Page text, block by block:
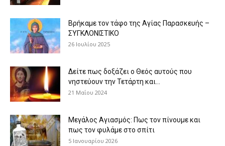
Βρήκαμε τον τάφο της Αγίας Παρασκευής –
ΣΥΓΚΛΟΝΙΣΤΙΚΟ
26 Ιουλίου 2025
Δείτε πως δοξάζει ο Θεός αυτούς που
νηστεύουν την Τετάρτη και...
21 Μαΐου 2024
Μεγάλος Αγιασμός: Πως τον πίνουμε και
πως τον φυλάμε στο σπίτι
5 Ιανουαρίου 2026